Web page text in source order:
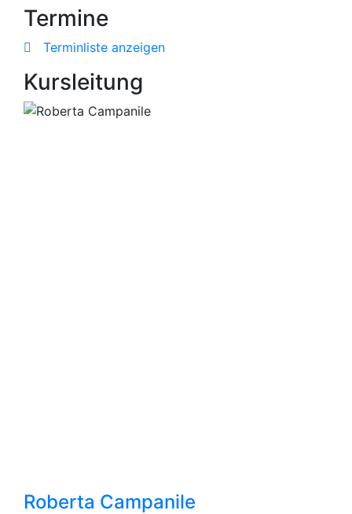
Termine
Terminliste anzeigen
Kursleitung
Roberta Campanile